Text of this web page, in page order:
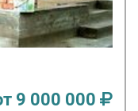
9 000 000